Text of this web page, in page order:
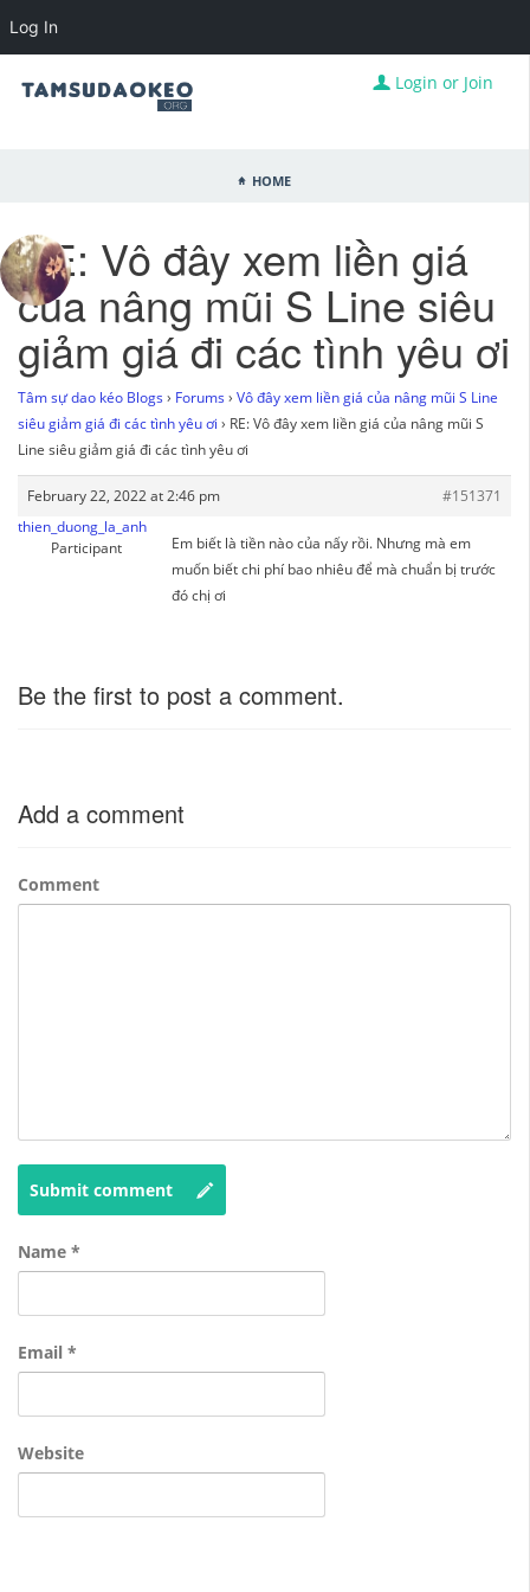
Login or Join
Home
RE: Vô đây xem liền giá
của nâng mũi S Line siêu
giảm giá đi các tình yêu ơi
Tâm sự dao kéo Blogs › Forums › Vô đây xem liền giá của nâng mũi S Line
siêu giảm giá đi các tình yêu ơi › RE: Vô đây xem liền giá của nâng mũi S
Line siêu giảm giá đi các tình yêu ơi
February 22, 2022 at 2:46 pm
#151371
thien_duong_la_anh
Participant
Em biết là tiền nào của nấy rồi. Nhưng mà em
muốn biết chi phí bao nhiêu để mà chuẩn bị trước
đó chị ơi
Be the first to post a comment.
Add a comment
Comment
Submit comment
Name *
Email *
Website
Log In